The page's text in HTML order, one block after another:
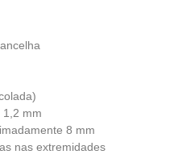
1,2 mm
8 mm
nas extremidades